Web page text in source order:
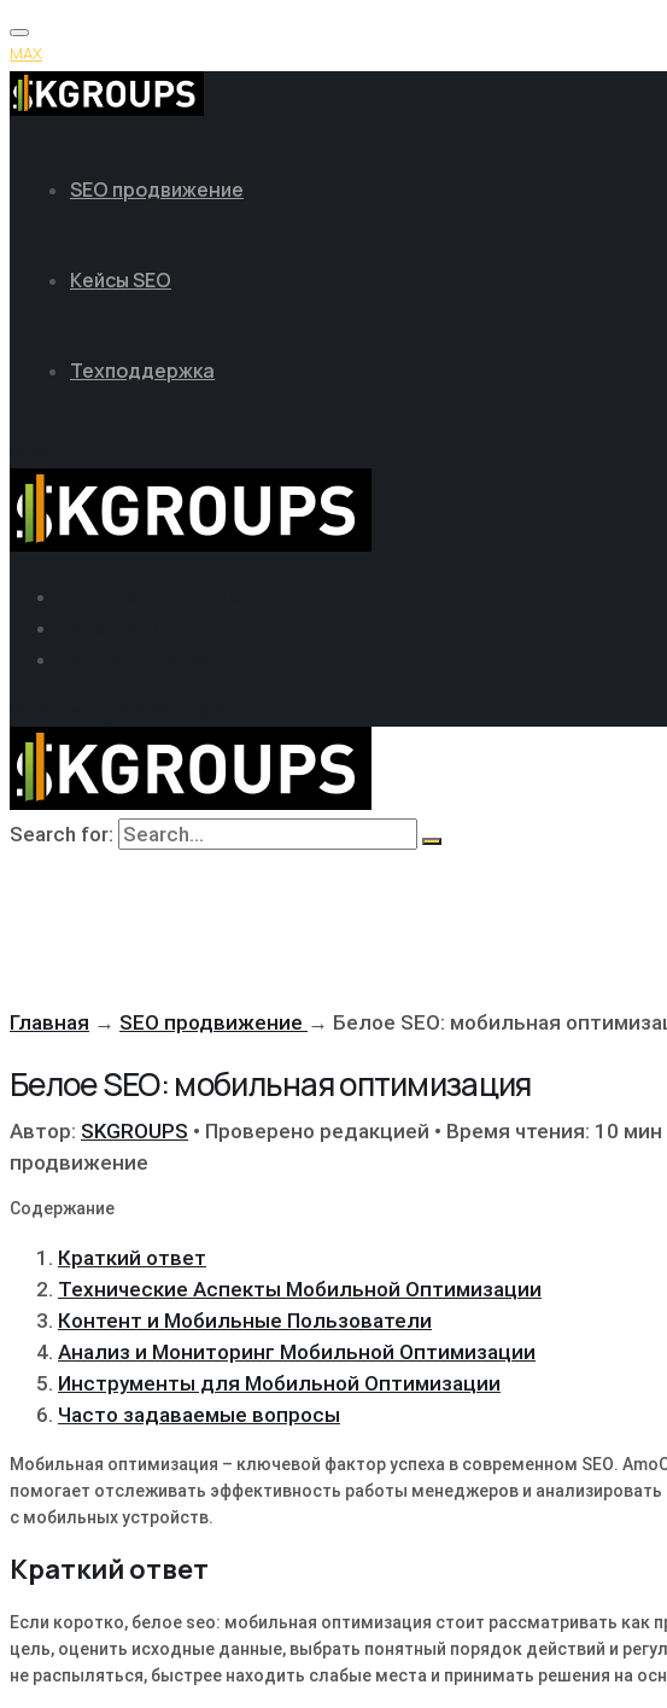
MAX
SEO продвижение
Кейсы SEO
Техподдержка
Search for:
Главная → SEO продвижение → Белое SEO: мобильная
Белое SEO: мобильная оптимизация
Автор: SKGROUPS • Проверено редакцией • Время чтения: 10 мин
продвижение
Содержание
Краткий ответ
Технические Аспекты Мобильной Оптимизации
Контент и Мобильные Пользователи
Анализ и Мониторинг Мобильной Оптимизации
Инструменты для Мобильной Оптимизации
Часто задаваемые вопросы
Мобильная оптимизация – ключевой фактор успеха в современном SEO․
помогает отслеживать эффективность работы менеджеров и
с мобильных устройств․
Краткий ответ
Если коротко, белое seo: мобильная оптимизация стоит рассматривать как
цель, оценить исходные данные, выбрать понятный порядок действий и
не распыляться, быстрее находить слабые места и принимать решения на